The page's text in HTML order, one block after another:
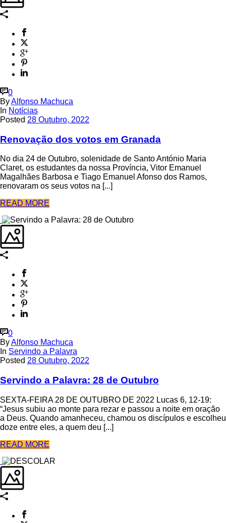
0
ByAlfonso Machuca
In Notícias
Posted 28 Outubro, 2022
Renovação dos votos em Granada
No dia 24 de Outubro, solenidade de Santo António Maria
Claret, os estudantes da nossa Província, Vitor Emanuel
Magalhães Barbosa e Tiago Emanuel Afonso dos Ramos,
renovaram os seus votos na [...]
READ MORE
0
ByAlfonso Machuca
In Servindo a Palavra
Posted 28 Outubro, 2022
Servindo a Palavra: 28 de Outubro
SEXTA-FEIRA 28 DE OUTUBRO DE 2022 Lucas 6, 12-19:
“Jesus subiu ao monte para rezar e passou a noite em oração
a Deus. Quando amanheceu, chamou os discípulos e escolheu
doze entre eles, a quem deu [...]
READ MORE